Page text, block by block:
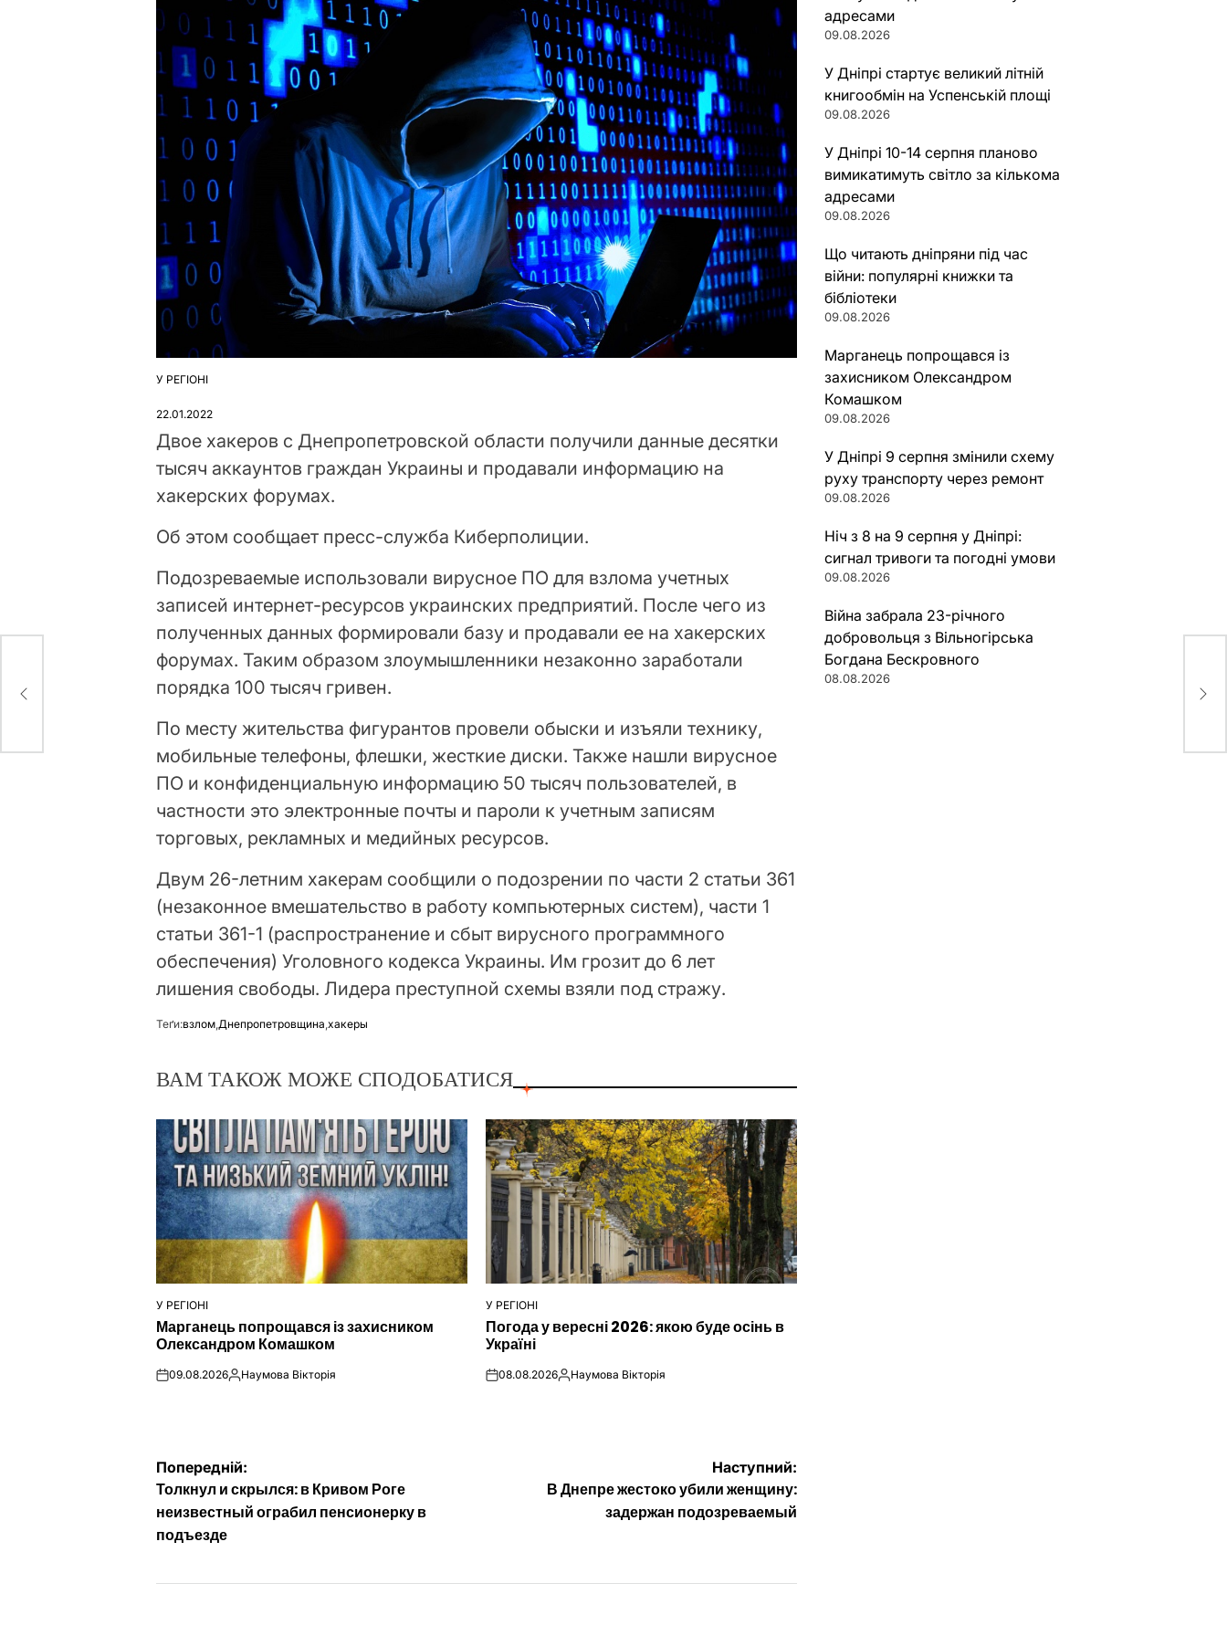
ОПУБЛІКУВАТИ
У РЕГІОНІ
22.01.2022
Двое хакеров с Днепропетровской области получили данные десятки
тысяч аккаунтов граждан Украины и продавали информацию на
хакерских форумах.
Об этом сообщает пресс-служба Киберполиции.
Подозреваемые использовали вирусное ПО для взлома учетных
записей интернет-ресурсов украинских предприятий. После чего из
полученных данных формировали базу и продавали ее на хакерских
форумах. Таким образом злоумышленники незаконно заработали
порядка 100 тысяч гривен.
По месту жительства фигурантов провели обыски и изъяли технику,
мобильные телефоны, флешки, жесткие диски. Также нашли вирусное
ПО и конфиденциальную информацию 50 тысяч пользователей, в
частности это электронные почты и пароли к учетным записям
торговых, рекламных и медийных ресурсов.
Двум 26-летним хакерам сообщили о подозрении по части 2 статьи 361
(незаконное вмешательство в работу компьютерных систем), части 1
статьи 361-1 (распространение и сбыт вирусного программного
обеспечения) Уголовного кодекса Украины. Им грозит до 6 лет
лишения свободы. Лидера преступной схемы взяли под стражу.
Теґи:взлом,Днепропетровщина,хакеры
ВАМ ТАКОЖ МОЖЕ СПОДОБАТИСЯ
ОПУБЛІКУВАТИ
У
У РЕГІОНІ
Марганець попрощався із захисником
Олександром Комашком
on09.08.2026Опубліковано
Наумова Вікторія
ОПУБЛІКУВАТИ
У РЕГІОНІ
Погода у вересні 2026: якою буде осінь в
Україні
on08.08.2026Опубліковано
Наумова Вікторія
Навігація
записів
Попередній:
Толкнул и скрылся: в Кривом Роге
неизвестный ограбил пенсионерку в
подъезде
Наступний:
В Днепре жестоко убили женщину:
задержан подозреваемый
адресами
09.08.2026
У Дніпрі стартує великий літній
книгообмін на Успенській площі
09.08.2026
У Дніпрі 10-14 серпня планово
вимикатимуть світло за кількома
адресами
09.08.2026
Що читають дніпряни під час
війни: популярні книжки та
бібліотеки
09.08.2026
Марганець попрощався із
захисником Олександром
Комашком
09.08.2026
У Дніпрі 9 серпня змінили схему
руху транспорту через ремонт
09.08.2026
Ніч з 8 на 9 серпня у Дніпрі:
сигнал тривоги та погодні умови
09.08.2026
Війна забрала 23-річного
добровольця з Вільногірська
Богдана Бескровного
08.08.2026